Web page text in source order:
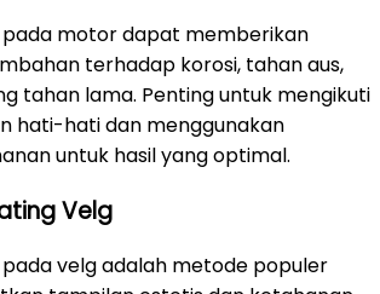
motor dapat memberikan
terhadap korosi, tahan aus,
tahan lama. Penting untuk mengikuti
hati-hati dan menggunakan
untuk hasil yang optimal.
Velg
velg adalah metode populer